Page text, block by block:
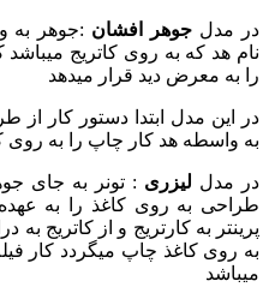
در مدل جوهر افشان :جوهر به
نام هد که به روی کاتریج
را به معرض دید قرار میدهد
در این مدل ابتدا دستور کار از
به واسطه هد کار چاپ را به روی
در مدل لیزری : تونر به جای
طراحی به روی کاغذ را به
پرینتر به کارتریج و از کاتریج
به روی کاغذ چاپ میگردد کار
میباشد